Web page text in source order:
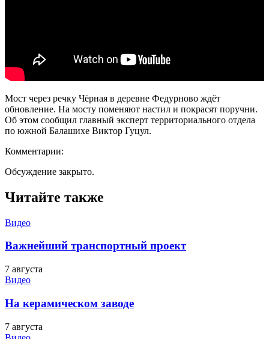
Мост через речку Чёрная в деревне Федурново ждёт
обновление. На мосту поменяют настил и покрасят поручни.
Об этом сообщил главный эксперт территориального отдела
по южной Балашихе Виктор Гуцул.
Комментарии:
Обсуждение закрыто.
Читайте также
Видео
Важнейший транспортный проект
7 августа
Видео
На керамическом заводе
7 августа